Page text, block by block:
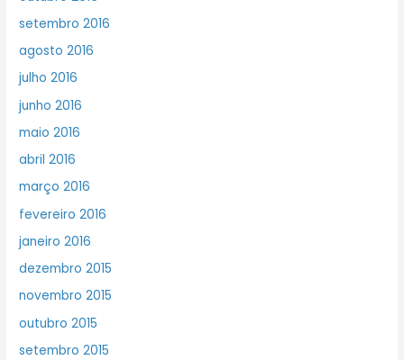
setembro 2016
agosto 2016
julho 2016
junho 2016
maio 2016
abril 2016
março 2016
fevereiro 2016
janeiro 2016
dezembro 2015
novembro 2015
outubro 2015
setembro 2015